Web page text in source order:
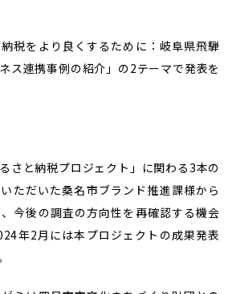
納税をより良くするために：岐阜県飛騨
ス連携事例の紹介」の2テーマで発表を
さと納税プロジェクト」に関わる3本の
ただいた桑名市ブランド推進課様から
今後の調査の方向性を再確認する機会
年2月には本プロジェクトの成果発表